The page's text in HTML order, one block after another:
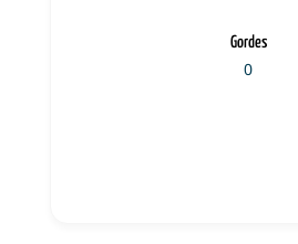
Gordes
0